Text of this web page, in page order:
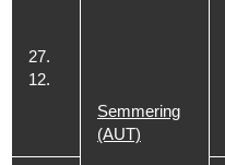
27.
12.
Semmering
(AUT)